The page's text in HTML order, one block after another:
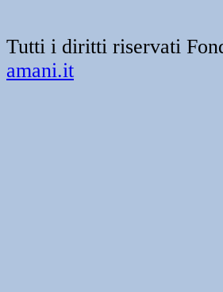
Tutti i diritti riservati
amani.it